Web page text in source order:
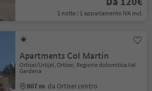
1 notte / 1 appartamento IVA incl.
Apartments Col Martin
Ortisei/Urtijëi, Ortisei, Regione dolomitica Val
Gardena
807 m da Ortisei centro